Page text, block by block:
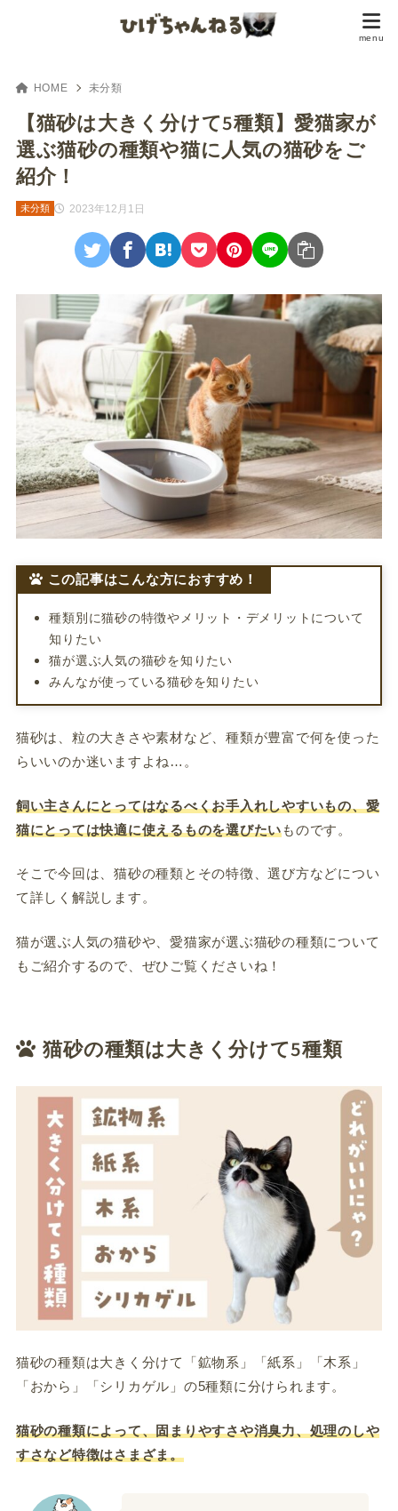
HOME 未分類
【猫砂は大きく分けて5種類】愛猫家が
選ぶ猫砂の種類や猫に人気の猫砂をご
紹介！
2023年12月1日
未分類
この記事はこんな方におすすめ！
種類別に猫砂の特徴やメリット・デメリットについて
知りたい
猫が選ぶ人気の猫砂を知りたい
みんなが使っている猫砂を知りたい
猫砂は、粒の大きさや素材など、種類が豊富で何を使った
らいいのか迷いますよね…。
飼い主さんにとってはなるべくお手入れしやすいもの、愛
猫にとっては快適に使えるものを選びたいものです。
そこで今回は、猫砂の種類とその特徴、選び方などについ
て詳しく解説します。
猫が選ぶ人気の猫砂や、愛猫家が選ぶ猫砂の種類について
もご紹介するので、ぜひご覧くださいね！
猫砂の種類は大きく分けて5種類
猫砂の種類は大きく分けて「鉱物系」「紙系」「木系」
「おから」「シリカゲル」の5種類に分けられます。
猫砂の種類によって、固まりやすさや消臭力、処理のしや
すさなど特徴はさまざま。